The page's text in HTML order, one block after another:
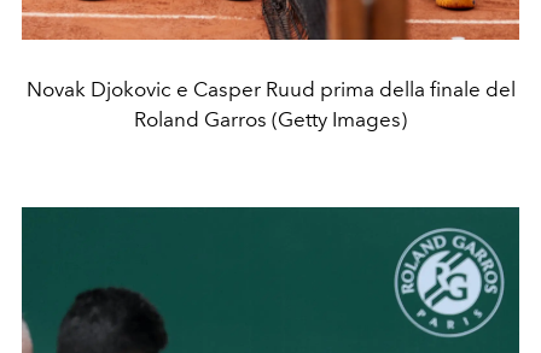
Novak Djokovic e Casper Ruud prima della finale del
Roland Garros (Getty Images)